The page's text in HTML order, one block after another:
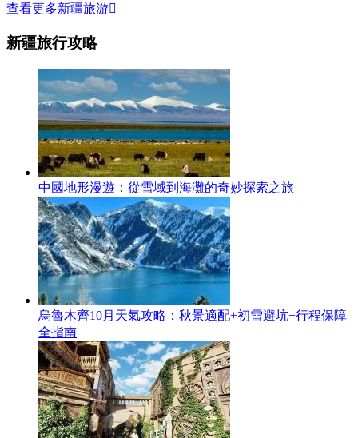
查看更多新疆旅游
新疆旅行攻略
中國地形漫遊：從雪域到海灘的奇妙探索之旅
烏魯木齊10月天氣攻略：秋景適配+初雪避坑+行程保障
全指南